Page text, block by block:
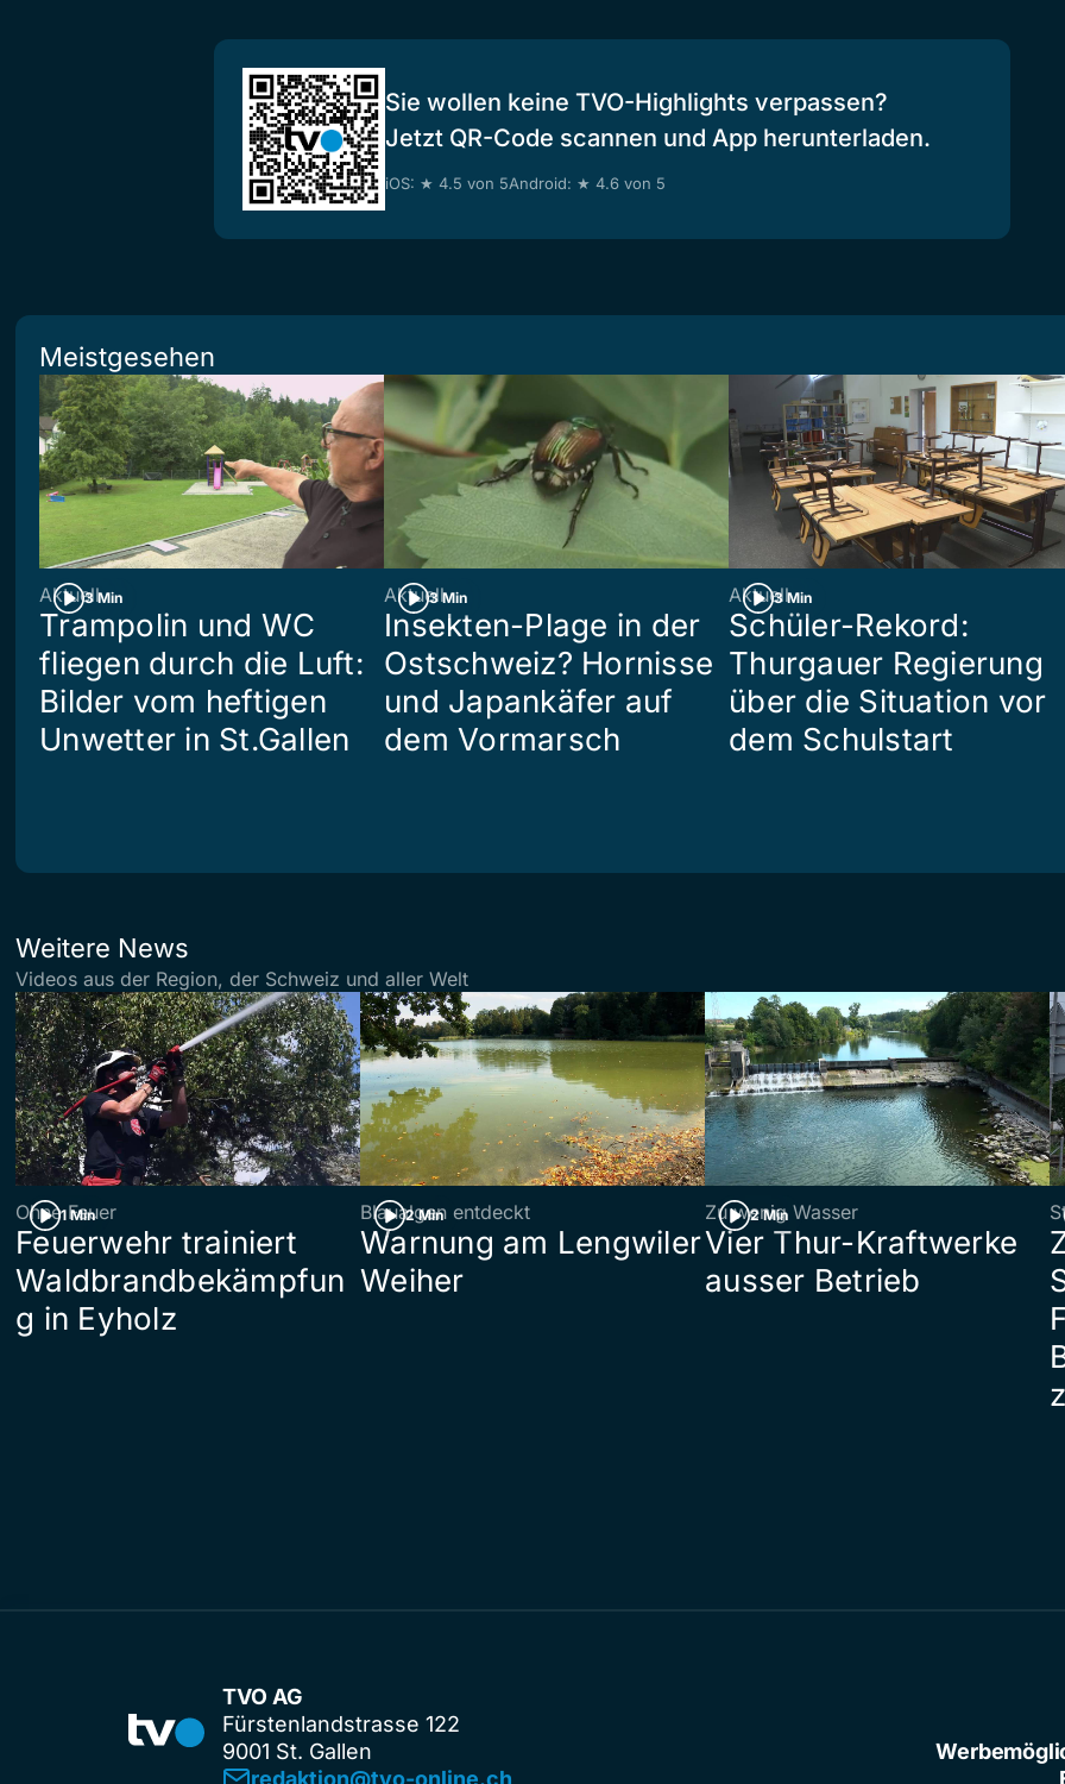
Sie wollen keine TVO-Highlights verpassen?
Jetzt QR-Code scannen und App herunterladen.
iOS: ★ 4.5 von 5Android: ★ 4.6 von 5
Meistgesehen
3 Min
Aktuell
Trampolin und WC
fliegen durch die Luft:
Bilder vom heftigen
Unwetter in St.Gallen
3 Min
Aktuell
Insekten-Plage in der
Ostschweiz? Hornisse
und Japankäfer auf
dem Vormarsch
3 Min
Aktuell
Schüler-Rekord:
Thurgauer Regierung
über die Situation vor
dem Schulstart
Weitere News
Videos aus der Region, der Schweiz und aller Welt
1 Min
Ohne Feuer
Feuerwehr trainiert
Waldbrandbekämpfun
g in Eyholz
2 Min
Blaualgen entdeckt
Warnung am Lengwiler
Weiher
2 Min
Zu wenig Wasser
Vier Thur-Kraftwerke
ausser Betrieb
TVO AG
Fürstenlandstrasse 122
9001 St. Gallen